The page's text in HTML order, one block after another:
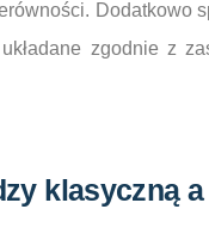
Dodatkowo
zgodnie z
klasyczną